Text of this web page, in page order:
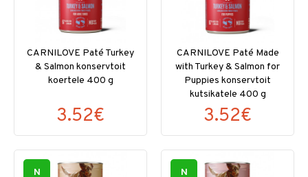
CARNILOVE Paté Turkey
& Salmon konservtoit
koertele 400 g
3.52€
CARNILOVE Paté Made
with Turkey & Salmon for
Puppies konservtoit
kutsikatele 400 g
3.52€
N N